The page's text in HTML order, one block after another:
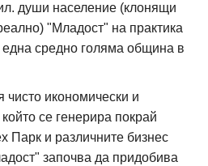
души население (клонящи
"Младост" на практика
една средно голяма община в
чисто икономически и
се генерира покрай
Парк и различните бизнес
започва да придобива